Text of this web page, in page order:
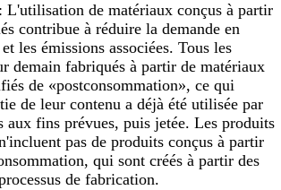
L'utilisation de matériaux conçus à partir
contribue à réduire la demande en
les émissions associées. Tous les
demain fabriqués à partir de matériaux
de «postconsommation», ce qui
de leur contenu a déjà été utilisée par
aux fins prévues, puis jetée. Les produits
pas de produits conçus à partir
qui sont créés à partir des
de fabrication.